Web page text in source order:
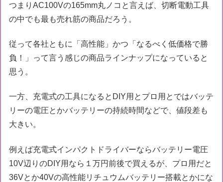
つまりAC100Vの165mm丸ノコと言えば、切断電動工具
の中でも最も売れ筋の商品だろう。
従って各社ともに「高性能」かつ「なるべく低価格で勝
負！」って言う感じの商品ラインナップになっていると
思う。
一方、充電式の工具になるとDIY用とプロ用とではバッテ
リーの電圧とかバッテリーの持続時間などで、値段差も
大きい。
例えば充電式インパクトドライバーならバッテリー電圧
10V辺りのDIY用なら１万円前後で買えるが、プロ用だと
36Vとか40Vの高性能リチュウムバッテリー搭載とかにな